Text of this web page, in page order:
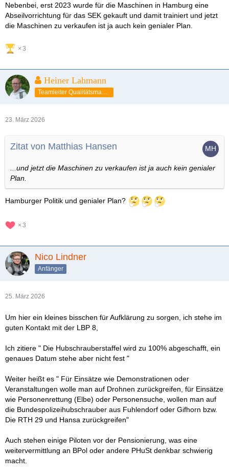
Nebenbei, erst 2023 wurde für die Maschinen in Hamburg eine
Abseilvorrichtung für das SEK gekauft und damit trainiert und jetzt
die Maschinen zu verkaufen ist ja auch kein genialer Plan.
3
Heiner Lahmann
23. März 2026
Zitat von Matthias Hansen
...und jetzt die Maschinen zu verkaufen ist ja auch kein genialer
Plan.
Hamburger Politik und genialer Plan?
3
Nico Lindner
Anfänger
25. März 2026
Um hier ein kleines bisschen für Aufklärung zu sorgen, ich stehe im
guten Kontakt mit der LBP 8,
Ich zitiere " Die Hubschrauberstaffel wird zu 100% abgeschafft, ein
genaues Datum stehe aber nicht fest "
Weiter heißt es " Für Einsätze wie Demonstrationen oder
Veranstaltungen wolle man auf Drohnen zurückgreifen, für Einsätze
wie Personenrettung (Elbe) oder Personensuche, wollen man auf
die Bundespolizeihubschrauber aus Fuhlendorf oder Gifhorn bzw.
Die RTH 29 und Hansa zurückgreifen"
Auch stehen einige Piloten vor der Pensionierung, was eine
weitervermittlung an BPol oder andere PHuSt denkbar schwierig
macht.